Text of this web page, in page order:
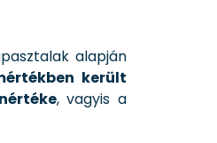
alapján
került
, vagyis a